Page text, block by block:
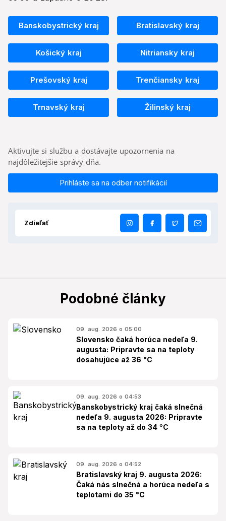
Banskobystrický kraj Bratislavský kraj
Košický kraj Nitriansky kraj
Prešovský kraj Trenčiansky kraj
Trnavský kraj Žilinský kraj
Aktivujte si službu a dostávajte upozornenia na
najdôležitejšie správy dňa.
Prihláste sa na odber notifikácií
Zdieľať
Podobné články
09. aug. 2026 o 05:00
Slovensko čaká horúca nedeľa 9.
augusta: Pripravte sa na teploty
dosahujúce až 36 °C
09. aug. 2026 o 04:53
Banskobystrický kraj čaká slnečná
nedeľa 9. augusta 2026: Pripravte
sa na teploty až do 34 °C
09. aug. 2026 o 04:52
Bratislavský kraj 9. augusta 2026:
Čaká nás slnečná a horúca nedeľa s
teplotami do 35 °C